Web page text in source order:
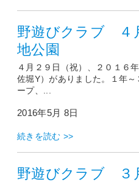
野遊びクラブ ４
地公園
４月２９日（祝）、２０１６
佐堀Y）がありました。１年
ープ、...
2016年5月 8日
続きを読む >>
野遊びクラブ ３